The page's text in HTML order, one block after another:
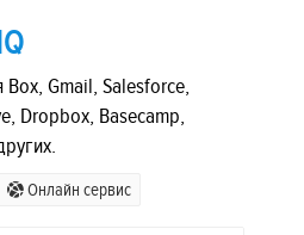
Box, Gmail, Salesforce,
Dropbox, Basecamp,
Онлайн сервис